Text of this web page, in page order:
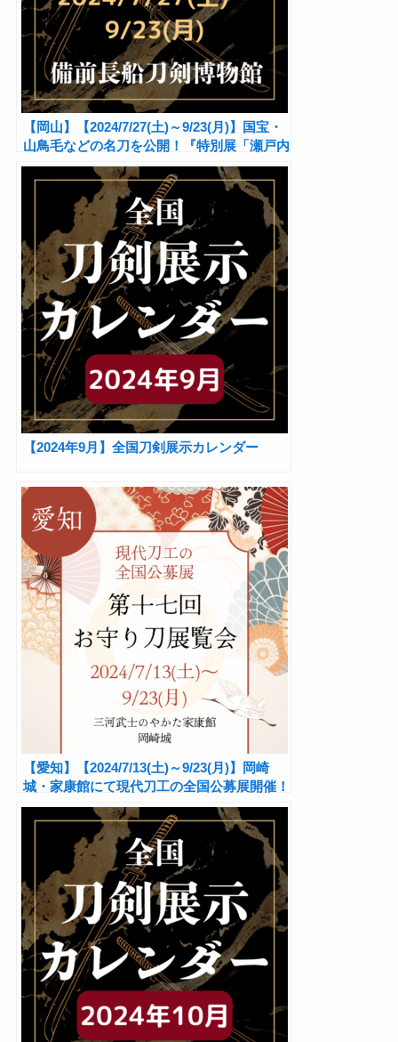
【岡山】【2024/7/27(土)～9/23(月)】国宝・
山鳥毛などの名刀を公開！『特別展「瀬戸内
市の名宝展」』
【2024年9月】全国刀剣展示カレンダー
【愛知】【2024/7/13(土)～9/23(月)】岡崎
城・家康館にて現代刀工の全国公募展開催！
『第十七回お守り刀展覧会』